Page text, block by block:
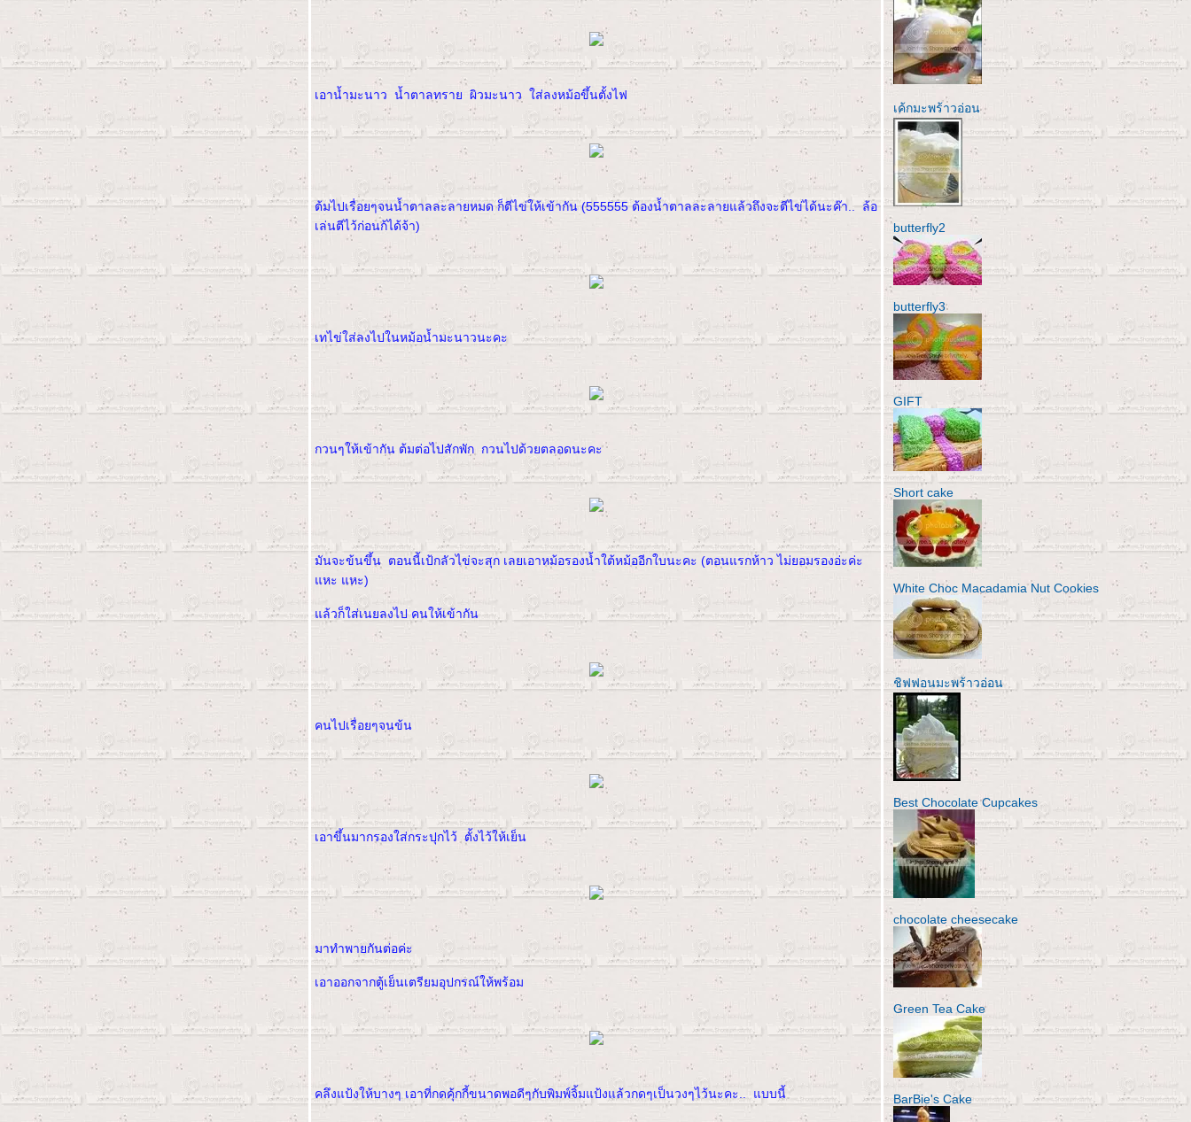
เอาน้ำมะนาว น้ำตาลทราย ผิวมะนาว ใส่ลงหม้อขึ้นตั้งไฟ
ต้มไปเรื่อยๆจนน้ำตาลละลายหมด ก็ตีไข่ให้เข้ากัน (555555 ต้องน้ำตาลละลายแล้วถึงจะตีไข่ได้นะค๊า.. ล้อ
เล่นตีไว้ก่อนก้ได้จ้า)
เทไข่ใส่ลงไปในหม้อน้ำมะนาวนะคะ
กวนๆให้เข้ากัน ต้มต่อไปสักพัก กวนไปด้วยตลอดนะคะ
มันจะข้นขึ้น ตอนนี้เป้กลัวไข่จะสุก เลยเอาหม้อรองน้ำใต้หม้ออีกใบนะคะ (ตอนแรกห้าว ไม่ยอมรองอ่ะค่ะ
หะ แหะ)
ล้วก็ใส่เนยลงไป คนให้เข้ากัน
คนไปเรื่อยๆจนข้น
เอาขึ้นมากรองใส่กระปุกไว้ ตั้งไว้ให้เย็น
มาทำพายกันต่อค่ะ
เอาออกจากตู้เย็นเตรียมอุปกรณ์ให้พร้อม
คลึงแป้งให้บางๆ เอาที่กดคุ้กกี้ขนาดพอดีๆกับพิมพ์จิ้มแป้งแล้วกดๆเป็นวงๆไว้นะคะ.. แบบนี้
เค้กมะพร้าวอ่อน
butterfly2
butterfly3
GIFT
Short cake
White Choc Macadamia Nut Cookies
ชิฟฟอนมะพร้าวอ่อน
Best Chocolate Cupcakes
chocolate cheesecake
Green Tea Cake
BarBie's Cake